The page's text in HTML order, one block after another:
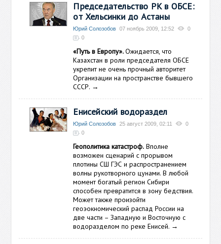
Председательство РК в ОБСЕ:
от Хельсинки до Астаны
Юрий Солозобов 07 ноябрь 2009, 12:52
0
0
«Путь в Европу».Ожидается, что
Казахстан в роли председателя ОБСЕ
укрепит не очень прочный авторитет
Организации на пространстве бывшего
СССР. →
Енисейский водораздел
Юрий Солозобов 25 август 2009, 02:11
0
0
Геополитика катастроф. Вполне
возможен сценарий с прорывом
плотины СШ ГЭС и распространением
волны рукотворного цунами. В любой
момент богатый регион Сибири
способен превратится в зону бедствия.
Может также произойти
геоэокномический распад России на
две части – Западную и Восточную с
водоразделом по реке Енисей. →